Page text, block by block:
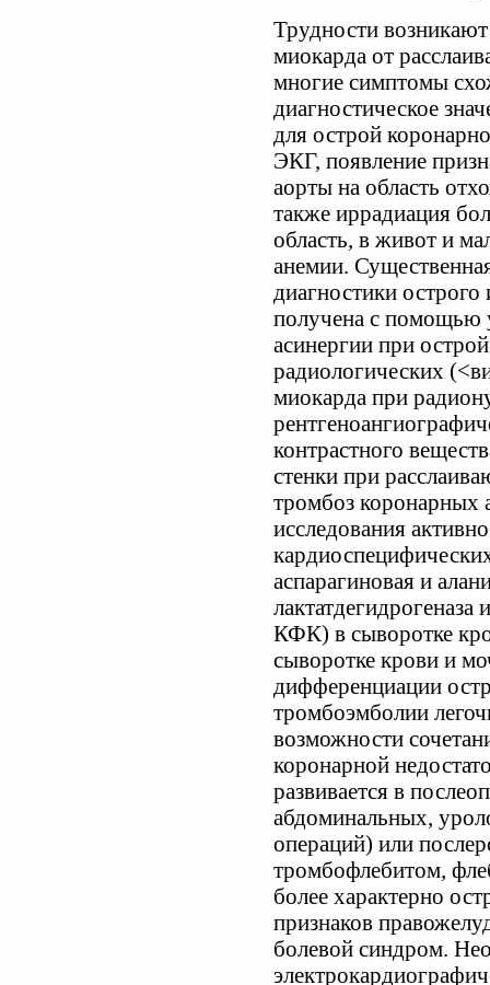
Трудности
миокарда от
многие симптомы
диагностическое
для острой
ЭКГ, появление
аорты на область
также иррадиация
область, в живот и
анемии.
диагностики
получена с помощью
асинергии при
радиологических
миокарда при
контрастного
стенки при
тромбоз коронарных
исследования
аспарагиновая и
КФК) в сыворотке
сыворотке крови и
дифференциации
тромбоэмболии
возможности
коронарной
развивается в
абдоминальных,
операций) или
тромбофлебитом,
более характерно
признаков
болевой синдром.